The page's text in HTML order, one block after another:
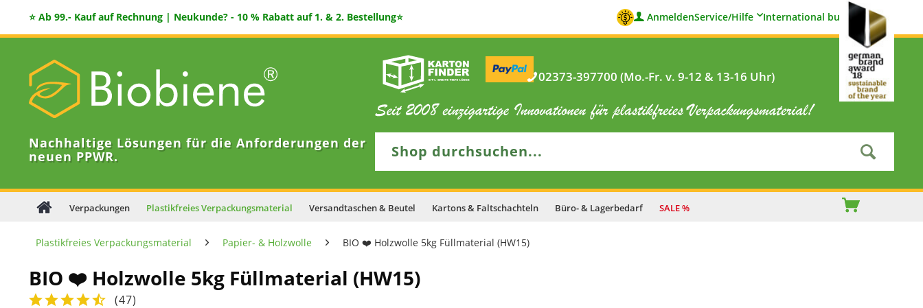
⭐ Ab 99.- Kauf auf Rechnung | Neukunde? - 10 % Rabatt auf 1. & 2. Bestellung⭐ AnmeldenService/Hilfe International buyers
Nachhaltige Lösungen für die Anforderungen der
neuen PPWR.
02373-397700 (Mo.-Fr. v. 9-12 & 13-16 Uhr)
Verpackungen Plastikfreies Verpackungsmaterial Versandtaschen & Beutel Kartons & Faltschachteln Büro- & Lagerbedarf SALE %
Plastikfreies Verpackungsmaterial Papier- & Holzwolle BIO ❤️ Holzwolle 5kg Füllmaterial (HW15)
BIO ❤️ Holzwolle 5kg Füllmaterial (HW15)
(47)